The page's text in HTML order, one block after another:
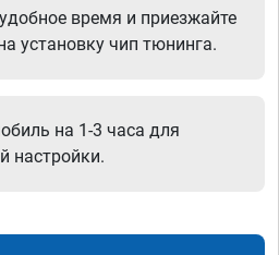
время и приезжайте
установку чип тюнинга.
на 1-3 часа для
настройки.